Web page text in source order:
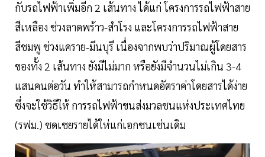
กับรถไฟฟ้าเพิ่มอีก 2 เส้นทาง ได้แก่ โครงการรถไฟฟ้าสาย
สีเหลือง ช่วงลาดพร้าว-สำโรง และโครงการรถไฟฟ้าสาย
สีชมพู ช่วงแคราย-มีนบุรี เนื่องจากพบว่าปริมาณผู้โดยสาร
ของทั้ง 2 เส้นทาง ยังมีไม่มาก หรือยังมีจำนวนไม่เกิน 3-4
แสนคนต่อวัน ทำให้สามารถกำหนดอัตราค่าโดยสารได้ง่าย
ซึ่งจะใช้วิธีให้ การรถไฟฟ้าขนส่งมวลชนแห่งประเทศไทย
(รฟม.) ชดเชยรายได้ให่แก่เอกชนเช่นเดิม